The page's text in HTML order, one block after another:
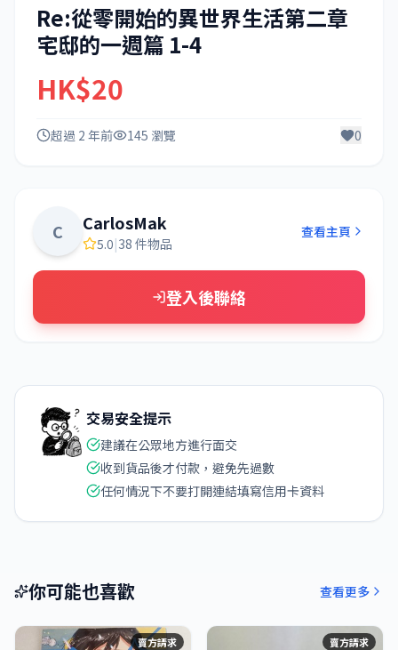
Re:從零開始的異世界生活第二章
宅邸的一週篇 1-4
HK$20
超過 2 年前 145 瀏覽 0
C CarlosMak
5.0|38 件物品
查看主頁
登入後聯絡
交易安全提示
建議在公眾地方進行面交
收到貨品後才付款，避免先過數
任何情況下不要打開連結填寫信用卡資料
你可能也喜歡 查看更多
賣方請求
賣方請求